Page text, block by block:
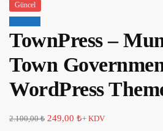
Güncel
TownPress –
Town
WordPress
2.100,00₺ 249,00 ₺+ KDV